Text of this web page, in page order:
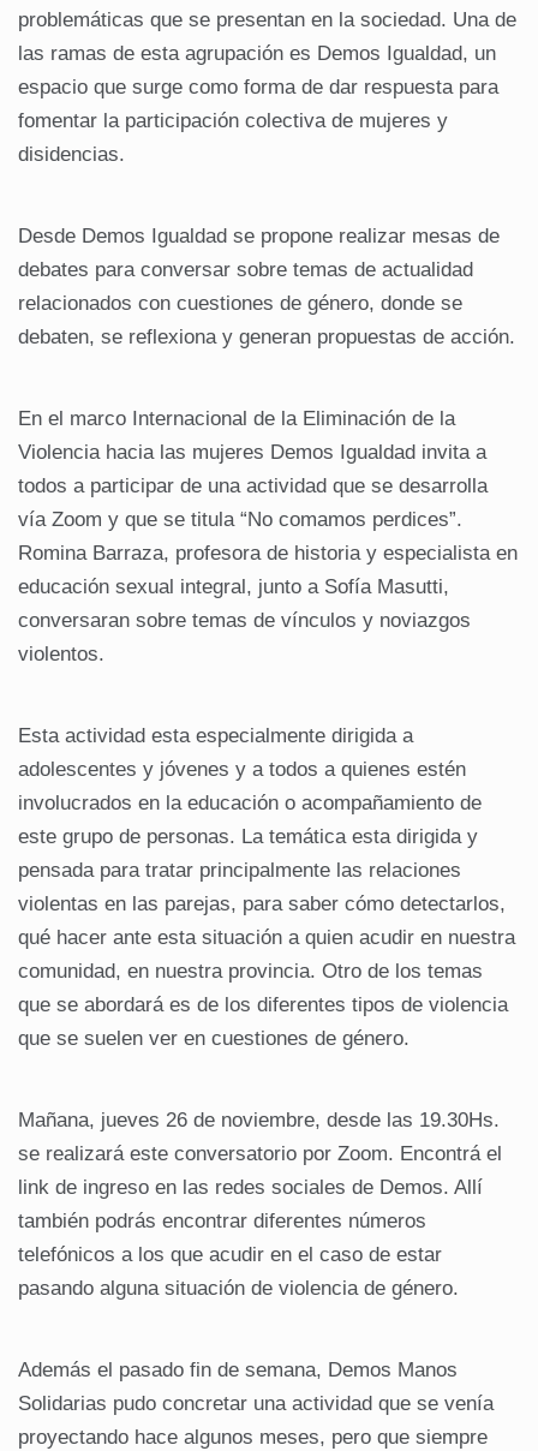
problemáticas que se presentan en la sociedad. Una de
las ramas de esta agrupación es Demos Igualdad, un
espacio que surge como forma de dar respuesta para
fomentar la participación colectiva de mujeres y
disidencias.
Desde Demos Igualdad se propone realizar mesas de
debates para conversar sobre temas de actualidad
relacionados con cuestiones de género, donde se
debaten, se reflexiona y generan propuestas de acción.
En el marco Internacional de la Eliminación de la
Violencia hacia las mujeres Demos Igualdad invita a
todos a participar de una actividad que se desarrolla
vía Zoom y que se titula “No comamos perdices”.
Romina Barraza, profesora de historia y especialista en
educación sexual integral, junto a Sofía Masutti,
conversaran sobre temas de vínculos y noviazgos
violentos.
Esta actividad esta especialmente dirigida a
adolescentes y jóvenes y a todos a quienes estén
involucrados en la educación o acompañamiento de
este grupo de personas. La temática esta dirigida y
pensada para tratar principalmente las relaciones
violentas en las parejas, para saber cómo detectarlos,
qué hacer ante esta situación a quien acudir en nuestra
comunidad, en nuestra provincia. Otro de los temas
que se abordará es de los diferentes tipos de violencia
que se suelen ver en cuestiones de género.
Mañana, jueves 26 de noviembre, desde las 19.30Hs.
se realizará este conversatorio por Zoom. Encontrá el
link de ingreso en las redes sociales de Demos. Allí
también podrás encontrar diferentes números
telefónicos a los que acudir en el caso de estar
pasando alguna situación de violencia de género.
Además el pasado fin de semana, Demos Manos
Solidarias pudo concretar una actividad que se venía
proyectando hace algunos meses, pero que siempre